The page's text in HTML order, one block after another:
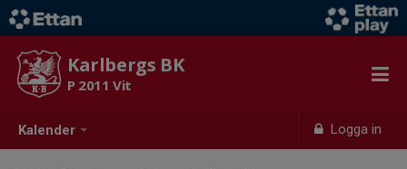
Kalender Logga in
Karlbergs BK
P 2011 Vit